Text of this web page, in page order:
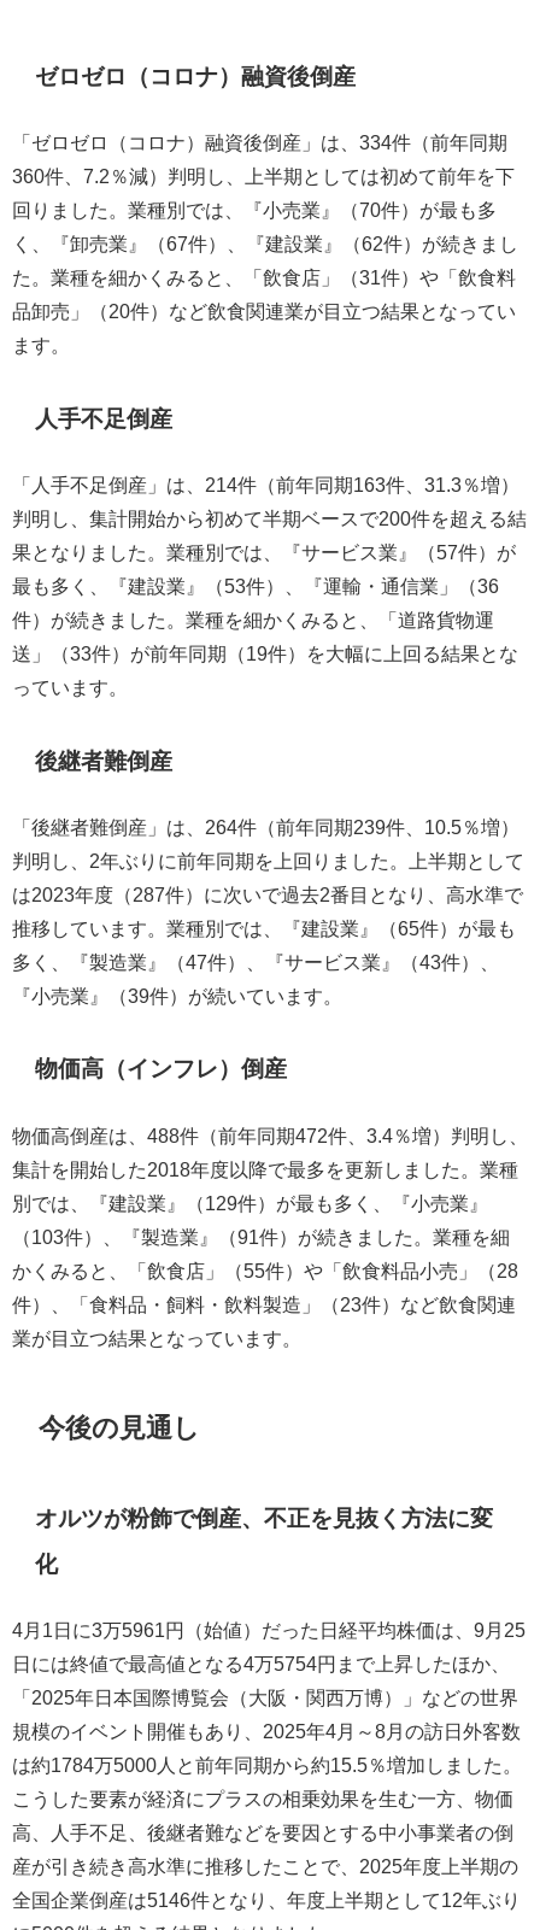
ゼロゼロ（コロナ）融資後倒産
「ゼロゼロ（コロナ）融資後倒産」は、334件（前年同期
360件、7.2％減）判明し、上半期としては初めて前年を下
回りました。業種別では、『小売業』（70件）が最も多
く、『卸売業』（67件）、『建設業』（62件）が続きまし
た。業種を細かくみると、「飲食店」（31件）や「飲食料
品卸売」（20件）など飲食関連業が目立つ結果となってい
ます。
人手不足倒産
「人手不足倒産」は、214件（前年同期163件、31.3％増）
判明し、集計開始から初めて半期ベースで200件を超える結
果となりました。業種別では、『サービス業』（57件）が
最も多く、『建設業』（53件）、『運輸・通信業」（36
件）が続きました。業種を細かくみると、「道路貨物運
送」（33件）が前年同期（19件）を大幅に上回る結果とな
っています。
後継者難倒産
「後継者難倒産」は、264件（前年同期239件、10.5％増）
判明し、2年ぶりに前年同期を上回りました。上半期として
は2023年度（287件）に次いで過去2番目となり、高水準で
推移しています。業種別では、『建設業』（65件）が最も
多く、『製造業』（47件）、『サービス業』（43件）、
『小売業』（39件）が続いています。
物価高（インフレ）倒産
物価高倒産は、488件（前年同期472件、3.4％増）判明し、
集計を開始した2018年度以降で最多を更新しました。業種
別では、『建設業』（129件）が最も多く、『小売業』
（103件）、『製造業』（91件）が続きました。業種を細
かくみると、「飲食店」（55件）や「飲食料品小売」（28
件）、「食料品・飼料・飲料製造」（23件）など飲食関連
業が目立つ結果となっています。
今後の見通し
オルツが粉飾で倒産、不正を見抜く方法に変
化
4月1日に3万5961円（始値）だった日経平均株価は、9月25
日には終値で最高値となる4万5754円まで上昇したほか、
「2025年日本国際博覧会（大阪・関西万博）」などの世界
規模のイベント開催もあり、2025年4月～8月の訪日外客数
は約1784万5000人と前年同期から約15.5％増加しました。
こうした要素が経済にプラスの相乗効果を生む一方、物価
高、人手不足、後継者難などを要因とする中小事業者の倒
産が引き続き高水準に推移したことで、2025年度上半期の
全国企業倒産は5146件となり、年度上半期として12年ぶり